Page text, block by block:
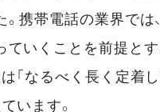
。携帯電話の業界では
ていくことを前提と
「なるべく長く定着
います。